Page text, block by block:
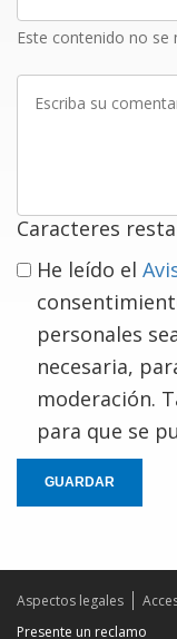
Este contenido no
Caracteres
He leído el
personales
necesaria,
moderación.
para que se
GUARDAR
Aspectos legales
Presente un reclamo